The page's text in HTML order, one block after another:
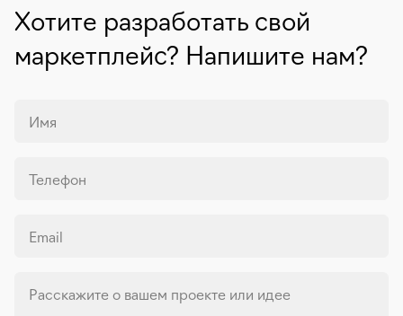
Хотите разработать свой
маркетплейс? Напишите нам?
Имя
Телефон
Email
Расскажите о вашем проекте или идее